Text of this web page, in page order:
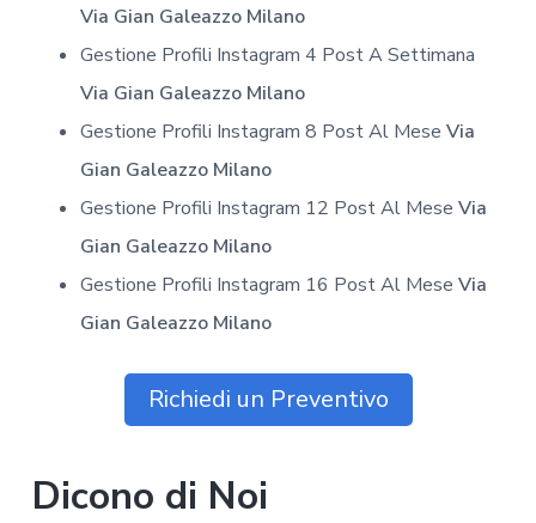
Via Gian Galeazzo Milano
Gestione Profili Instagram 4 Post A Settimana
Via Gian Galeazzo Milano
Gestione Profili Instagram 8 Post Al Mese Via
Gian Galeazzo Milano
Gestione Profili Instagram 12 Post Al Mese Via
Gian Galeazzo Milano
Gestione Profili Instagram 16 Post Al Mese Via
Gian Galeazzo Milano
Richiedi un Preventivo
Dicono di Noi